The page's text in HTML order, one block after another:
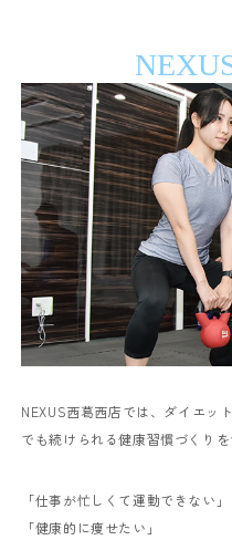
NEXUS西葛西店では、ダイエッ
でも続けられる健康習慣づくりを
「仕事が忙しくて運動できない」
「健康的に痩せたい」